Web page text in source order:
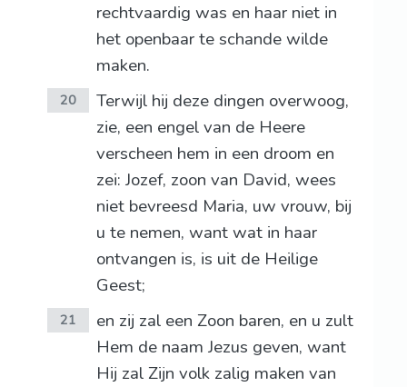
rechtvaardig was en haar niet in
het openbaar te schande wilde
maken.
20
Terwijl hij deze dingen overwoog,
zie, een engel van de Heere
verscheen hem in een droom en
zei: Jozef, zoon van David, wees
niet bevreesd Maria, uw vrouw, bij
u te nemen, want wat in haar
ontvangen is, is uit de Heilige
Geest;
21
en zij zal een Zoon baren, en u zult
Hem de naam Jezus geven, want
Hij zal Zijn volk zalig maken van